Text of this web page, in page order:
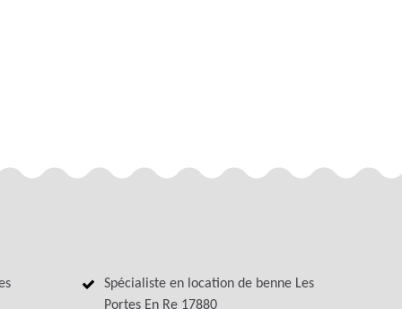
Spécialiste en location de benne Les
Portes En Re 17880